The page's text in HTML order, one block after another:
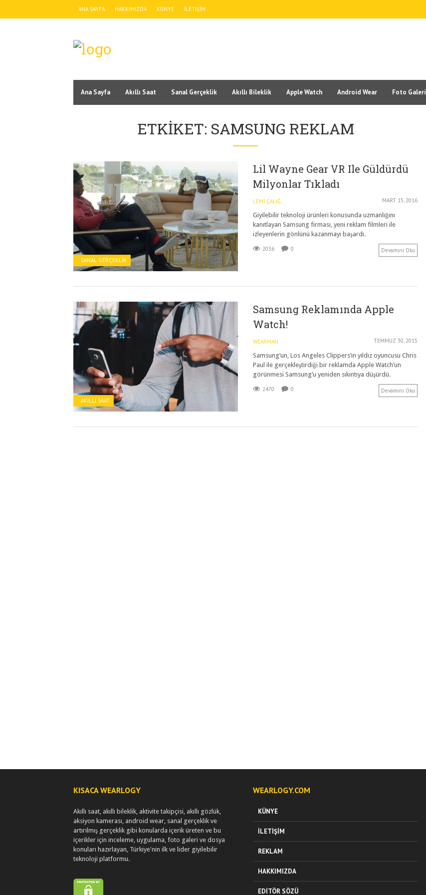
ANA SAYFA HAKKIMIZDA KÜNYE İLETIŞIM
Ana Sayfa Akıllı Saat Sanal Gerçeklik Akıllı Bileklik Apple Watch Android Wear Foto Galeri
ETKIKET: SAMSUNG REKLAM
SANAL GERÇEKLIK
Lil Wayne Gear VR Ile Güldürdü
Milyonlar Tıkladı
LEMI ÇALIĞ MART 15, 2016
Giyilebilir teknoloji ürünleri konusunda uzmanlığını
kanıtlayan Samsung firması, yeni reklam filmleri ile
izleyenlerin gönlünü kazanmayı başardı.
2036 0 Devamını Oku
AKILLI SAAT
Samsung Reklamında Apple
Watch!
WEARMAN TEMMUZ 30, 2015
Samsung’un, Los Angeles Clippers’ın yıldız oyuncusu Chris
Paul ile gerçekleştirdiği bir reklamda Apple Watch’un
görünmesi Samsung’u yeniden sıkıntıya düşürdü.
2470 0 Devamını Oku
KISACA WEARLOGY
Akıllı saat, akıllı bileklik, aktivite takipçisi, akıllı gözlük,
aksiyon kamerası, android wear, sanal gerçeklik ve
artırılmış gerçeklik gibi konularda içerik üreten ve bu
içerikler için inceleme, uygulama, foto galeri ve dosya
konuları hazırlayan, Türkiye'nin ilk ve lider giyilebilir
teknoloji platformu.
WEARLOGY.COM
KÜNYE
İLETIŞIM
REKLAM
HAKKIMIZDA
EDITÖR SÖZÜ